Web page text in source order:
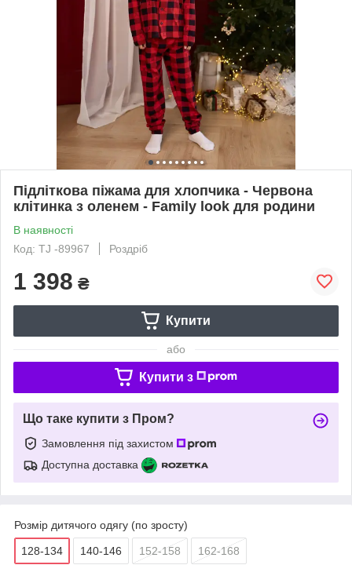
Підліткова піжама для хлопчика - Червона
клітинка з оленем - Family look для родини
В наявності
Код: TJ -89967
Роздріб
1 398 ₴
Купити
або
Купити з
Що таке купити з Пром?
Замовлення під захистом
Доступна доставка
Розмір дитячого одягу (по зросту)
128-134 140-146 152-158 162-168